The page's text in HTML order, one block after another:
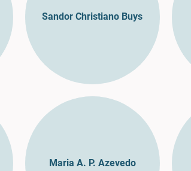
Sandor Christiano Buys
Maria A. P. Azevedo